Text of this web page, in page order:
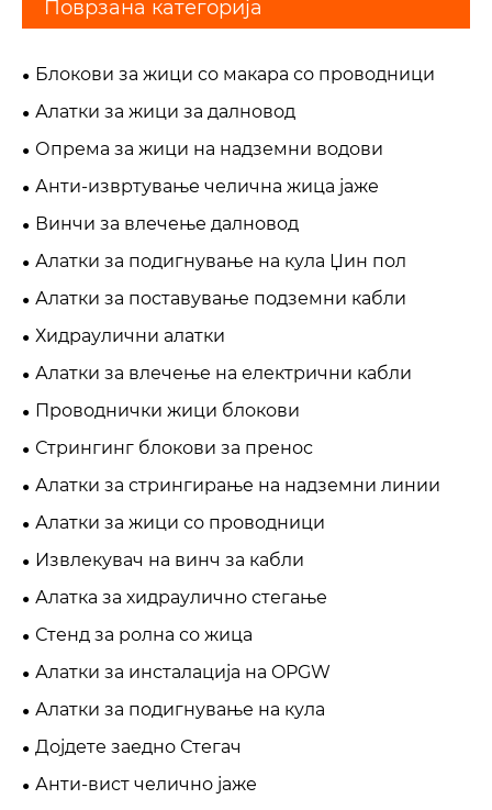
Поврзана категорија
Блокови за жици со макара со проводници
Алатки за жици за далновод
Опрема за жици на надземни водови
Анти-извртување челична жица јаже
Винчи за влечење далновод
Алатки за подигнување на кула Џин пол
Алатки за поставување подземни кабли
Хидраулични алатки
Алатки за влечење на електрични кабли
Проводнички жици блокови
Стрингинг блокови за пренос
Алатки за стрингирање на надземни линии
Алатки за жици со проводници
Извлекувач на винч за кабли
Алатка за хидраулично стегање
Стенд за ролна со жица
Алатки за инсталација на OPGW
Алатки за подигнување на кула
Дојдете заедно Стегач
Анти-вист челично јаже